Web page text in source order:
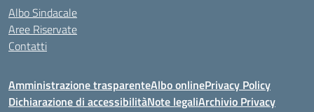
Albo Sindacale
Aree Riservate
Contatti
Amministrazione trasparenteAlbo onlinePrivacy Policy
Dichiarazione di accessibilitàNote legaliArchivio Privacy